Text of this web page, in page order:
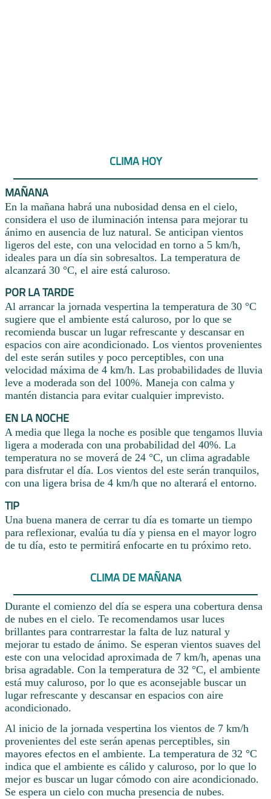
CLIMA HOY
MAÑANA
En la mañana habrá una nubosidad densa en el cielo,
considera el uso de iluminación intensa para mejorar tu
ánimo en ausencia de luz natural. Se anticipan vientos
ligeros del este, con una velocidad en torno a 5 km/h,
ideales para un día sin sobresaltos. La temperatura de
alcanzará 30 °C, el aire está caluroso.
POR LA TARDE
Al arrancar la jornada vespertina la temperatura de 30 °C
sugiere que el ambiente está caluroso, por lo que se
recomienda buscar un lugar refrescante y descansar en
espacios con aire acondicionado. Los vientos provenientes
del este serán sutiles y poco perceptibles, con una
velocidad máxima de 4 km/h. Las probabilidades de lluvia
leve a moderada son del 100%. Maneja con calma y
mantén distancia para evitar cualquier imprevisto.
EN LA NOCHE
A media que llega la noche es posible que tengamos lluvia
ligera a moderada con una probabilidad del 40%. La
temperatura no se moverá de 24 °C, un clima agradable
para disfrutar el día. Los vientos del este serán tranquilos,
con una ligera brisa de 4 km/h que no alterará el entorno.
TIP
Una buena manera de cerrar tu día es tomarte un tiempo
para reflexionar, evalúa tu día y piensa en el mayor logro
de tu día, esto te permitirá enfocarte en tu próximo reto.
CLIMA DE MAÑANA
Durante el comienzo del día se espera una cobertura densa
de nubes en el cielo. Te recomendamos usar luces
brillantes para contrarrestar la falta de luz natural y
mejorar tu estado de ánimo. Se esperan vientos suaves del
este con una velocidad aproximada de 7 km/h, apenas una
brisa agradable. Con la temperatura de 32 °C, el ambiente
está muy caluroso, por lo que es aconsejable buscar un
lugar refrescante y descansar en espacios con aire
acondicionado.
Al inicio de la jornada vespertina los vientos de 7 km/h
provenientes del este serán apenas perceptibles, sin
mayores efectos en el ambiente. La temperatura de 32 °C
indica que el ambiente es cálido y caluroso, por lo que lo
mejor es buscar un lugar cómodo con aire acondicionado.
Se espera un cielo con mucha presencia de nubes.